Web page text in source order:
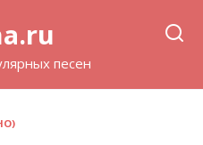
песен